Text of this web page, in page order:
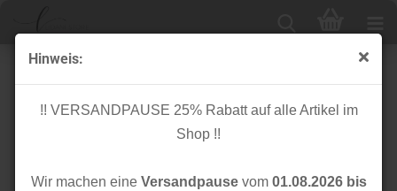
Hinweis:
!! VERSANDPAUSE 25% Rabatt auf alle Artikel im
Shop !!
Wir machen eine Versandpausevom 01.08.2026 bis
Canvas - Inka Summer Stripes - Col. 06